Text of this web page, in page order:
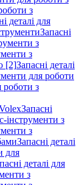
з
деталі для
Запасні
з
з
[2]Запасні деталі
для роботи
роботи з
Запасні
інструменти з
з
Запасні деталі
для
деталі для
з